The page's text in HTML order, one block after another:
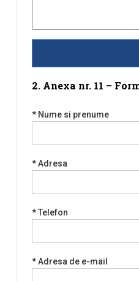
2. Anexa nr. 11 –
* Nume si prenume
* Adresa
* Telefon
* Adresa de e-mail